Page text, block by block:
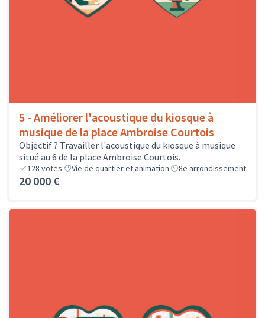
5 - Améliorer l'acoustique du kiosque à
musique de la place Ambroise Courtois
Objectif ? Travailler l'acoustique du kiosque à musique
situé au 6 de la place Ambroise Courtois.
128 votes Vie de quartier et animation 8e arrondissement
20 000 €